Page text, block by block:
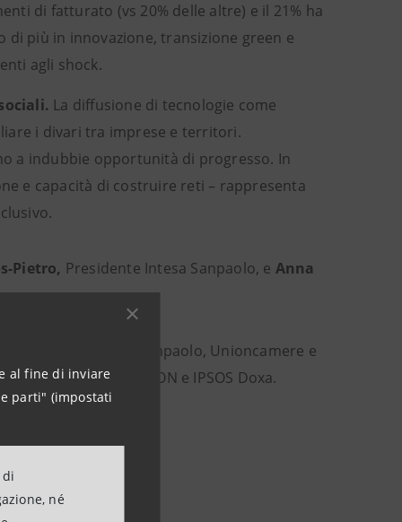
al fine di inviare
parti" (impostati
né
di fatturato (vs 20% delle altre) e il 21% ha
di più in innovazione, transizione green e
agli shock.
La diffusione di tecnologie come
i divari tra imprese e territori.
a indubbie opportunità di progresso. In
e capacità di costruire reti – rappresenta
Pietro, Presidente Intesa Sanpaolo, e Anna
Symbola, Intesa Sanpaolo, Unioncamere e
con AICCON e IPSOS Doxa.